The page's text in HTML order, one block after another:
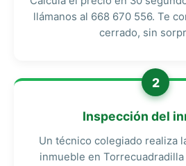
llámanos al 668 670 556. Te
cerrado, sin
2
Inspección del
Un técnico colegiado realiza
inmueble en